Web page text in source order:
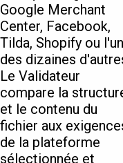
Google Merchant
Center, Facebook,
Tilda, Shopify ou
des dizaines
Le Validateur
compare la
et le contenu du
fichier aux
de la plateforme
sélectionnée et